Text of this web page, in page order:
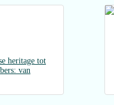
heritage tot
van